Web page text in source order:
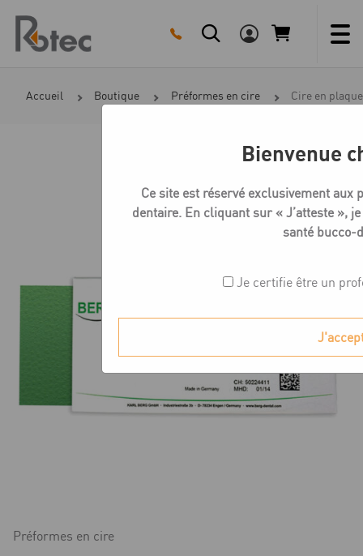
content
Accueil Boutique Préformes en cire Cire en
Préformes en cire
Bienvenue
Ce site est réservé exclusivement aux
dentaire. En cliquant sur « J’atteste »,
santé bucco-
Je certifie être un